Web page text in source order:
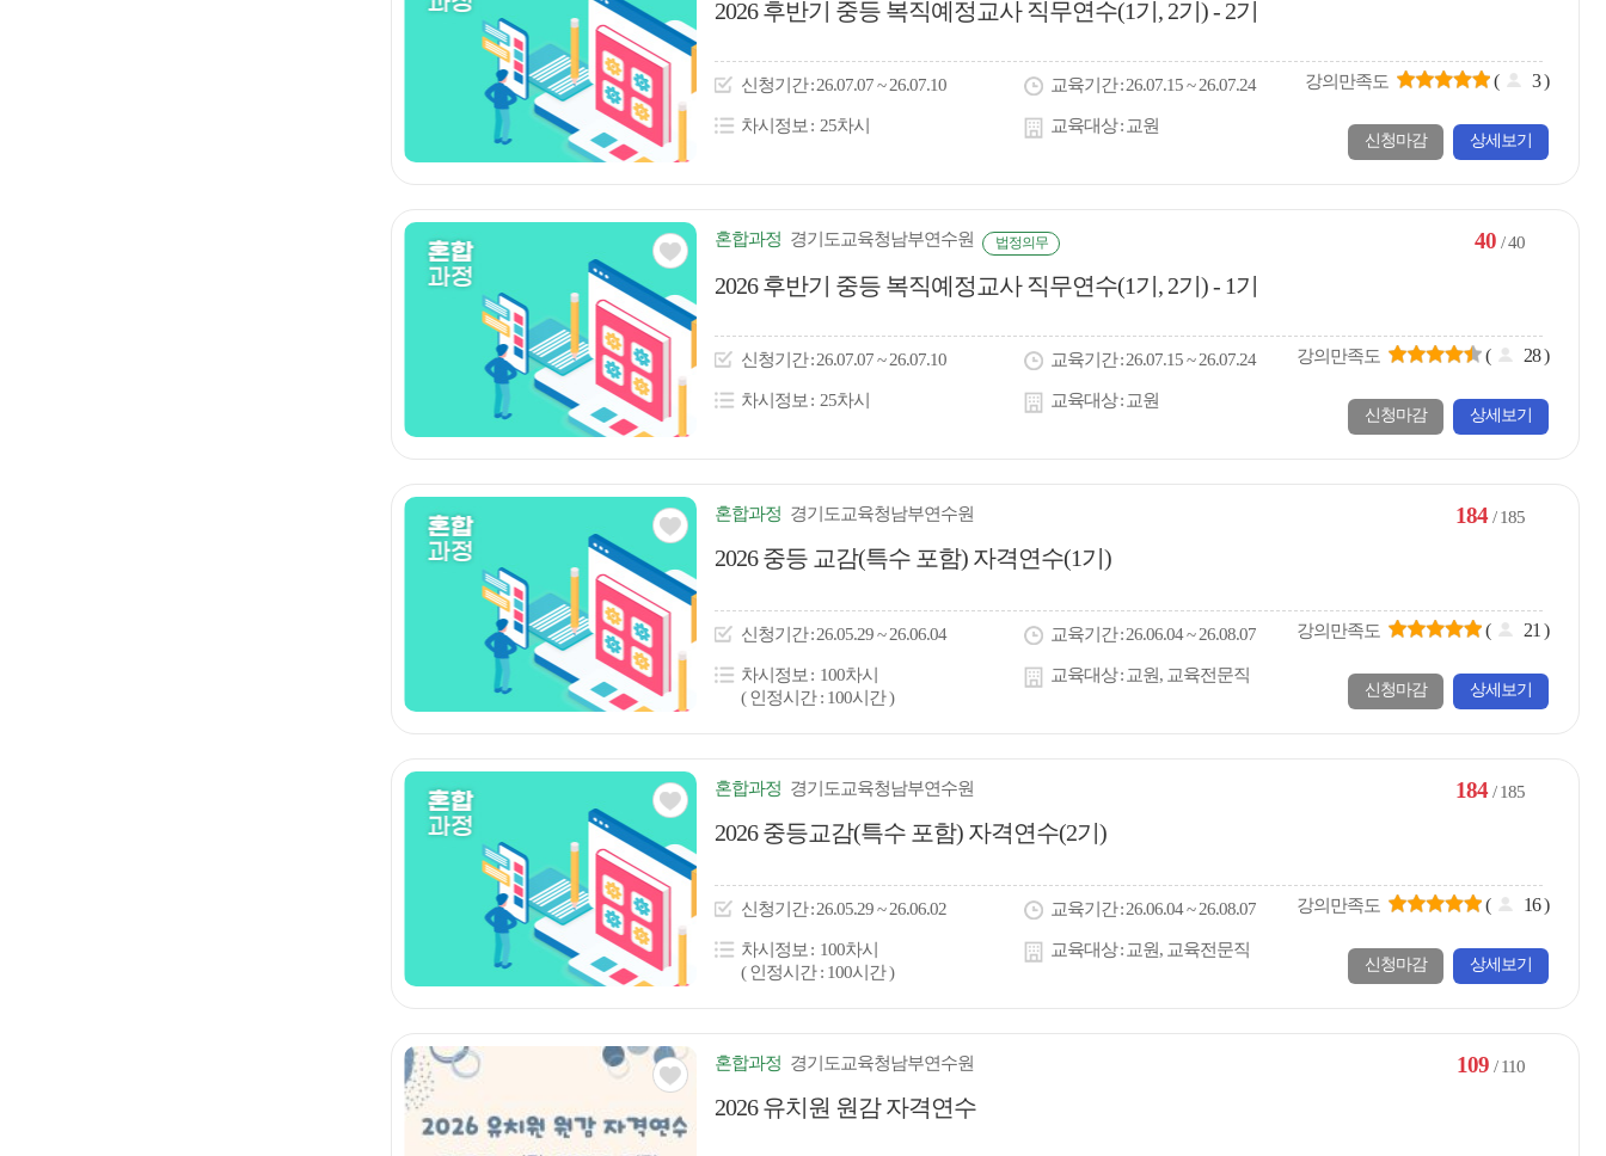
아
콘
2026 후반기 중등 복직예정교사 직무연수(1기, 2기) - 2기
신청기간 26.07.07 ~ 26.07.10 교육기간 26.07.15 ~ 26.07.24
차시정보 25차시 교육대상 교원
강의만족도 ( 3)
신청마감 상세보기
혼합과정 경기도교육청남부연수원 법정의무
관심
아
콘
2026 후반기 중등 복직예정교사 직무연수(1기, 2기) - 1기
신청기간 26.07.07 ~ 26.07.10 교육기간 26.07.15 ~ 26.07.24
차시정보 25차시 교육대상 교원
강의만족도 ( 28)
40 / 40
신청마감 상세보기
혼합과정 경기도교육청남부연수원
관심
아
콘
2026 중등 교감(특수 포함) 자격연수(1기)
신청기간 26.05.29 ~ 26.06.04 교육기간 26.06.04 ~ 26.08.07
차시정보
100차시
( 인정시간 : 100시간 )
교육대상 교원, 교육전문직
강의만족도 ( 21)
184/ 185
신청마감 상세보기
혼합과정 경기도교육청남부연수원
관심
아
콘
2026 중등교감(특수 포함) 자격연수(2기)
신청기간 26.05.29 ~ 26.06.02 교육기간 26.06.04 ~ 26.08.07
차시정보
100차시
( 인정시간 : 100시간 )
교육대상 교원, 교육전문직
강의만족도 ( 16)
184/ 185
신청마감 상세보기
혼합과정 경기도교육청남부연수원
관심
아
2026 유치원 원감 자격연수
109 / 110